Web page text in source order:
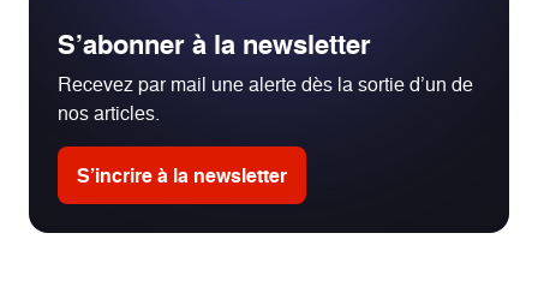
S’abonner à la newsletter
Recevez par mail une alerte dès la sortie d’un de
nos articles.
S’incrire à la newsletter